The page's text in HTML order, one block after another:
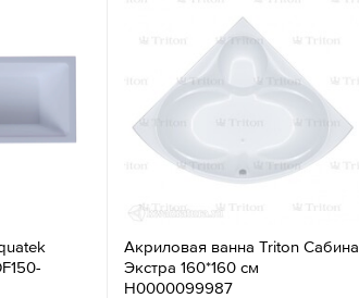
Акриловая ванна Triton Сабина
Экстра 160*160 см
Н0000099987